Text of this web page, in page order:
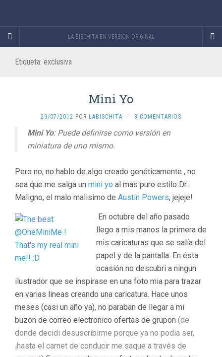
LA BISCHITA EN VERSION ORIGINAL
Etiqueta: exclusiva
Mini Yo
29/07/2012 POR LABISCHITA · 3 COMENTARIOS
Mini Yo: Puede definirse como versión en
miniatura de uno mismo.
Pero no, no hablo de algo creado genéticamente , no
sea que me salga un mini yo al mas puro estilo Dr.
Maligno, el malo malisimo de Austin Powers, jejeje!
En octubre del año pasado
llego a mis manos la primera de
mis caricaturas que se salía del
papel y de la pantalla. En ésta
ocasión no descubri a ningun
ilustrador que se inspirase en una foto mia para trazar
en varias lineas creando una caricatura. Hace unos
meses (casi un año ya), no paraban de llegar a mi
buzón de correo electronico ofertas de grupon (de
donde decidi desuscribirme porque ya no podia ser,
¡hasta el carnet de conducir me saque a través de